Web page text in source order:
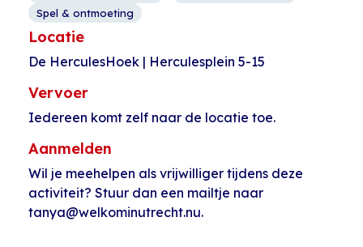
Spel & ontmoeting
Locatie
De HerculesHoek | Herculesplein 5-15
Vervoer
Iedereen komt zelf naar de locatie toe.
Aanmelden
Wil je meehelpen als vrijwilliger tijdens deze
activiteit? Stuur dan een mailtje naar
tanya@welkominutrecht.nu.